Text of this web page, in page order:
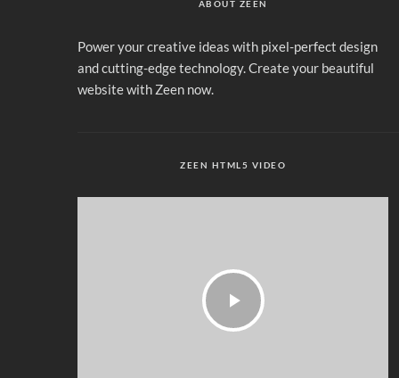
ABOUT ZEEN
Power your creative ideas with pixel-perfect design
and cutting-edge technology. Create your beautiful
website with Zeen now.
ZEEN HTML5 VIDEO